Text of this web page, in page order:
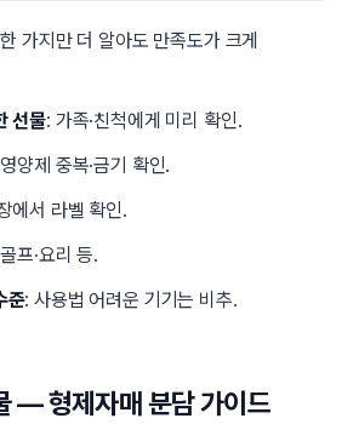
가지만 더 알아도 만족도가 크게
선물: 가족·친척에게 미리 확인.
양제 중복·금기 확인.
에서 라벨 확인.
프·요리 등.
준: 사용법 어려운 기기는 비추.
— 형제자매 분담 가이드